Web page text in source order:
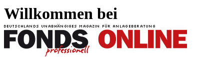
Willkommen bei